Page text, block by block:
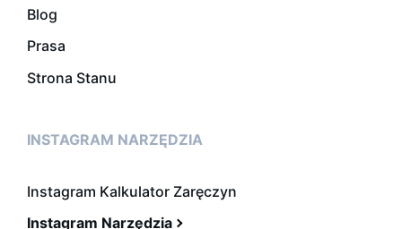
Blog
Prasa
Strona Stanu
INSTAGRAM NARZĘDZIA
Instagram Kalkulator Zaręczyn
Instagram Narzędzia